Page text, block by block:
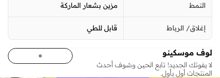
النمط مزين بشعار الماركة
إغلاق/ الرباط قابل للطي
لوف موسكينو
لا يفوتك الجديد! تابع الحين وشوف أحدث
المنتجات أول بأول.